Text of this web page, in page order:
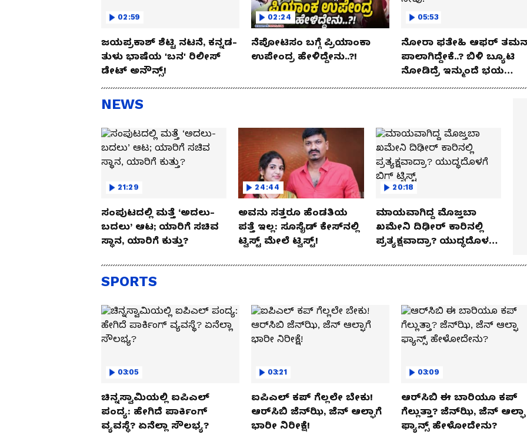
02:59
ಜಯಪ್ರಕಾಶ್ ಶೆಟ್ಟಿ ನಟನೆ, ಕನ್ನಡ-
ತುಳು ಭಾಷೆಯ 'ಬನ' ರಿಲೀಸ್
ಡೇಟ್ ಅನೌನ್ಸ್!
02:24
ನೆಪೋಟಿಸಂ ಬಗ್ಗೆ ಪ್ರಿಯಾಂಕಾ
ಉಪೇಂದ್ರ ಹೇಳಿದ್ದೇನು..?!
05:53
ನೋರಾ ಫತೇಹಿ ಆಫರ್​
ಪಾಲಾಗಿದ್ದೇಕೆ..? ಬಿಳಿ ಬ್ಯೂಟಿ
ನೋಡಿದ್ರೆ ಇನ್ಮುಂದೆ ಭಯ
ಪಡ್ತೀರಾ ನೀವು!
NEWS
21:29
ಸಂಪುಟದಲ್ಲಿ ಮತ್ತೆ ‘ಅದಲು-
ಬದಲು’ ಆಟ; ಯಾರಿಗೆ ಸಚಿವ
ಸ್ಥಾನ, ಯಾರಿಗೆ ಕುತ್ತು?
24:44
ಅವನು ಸತ್ತರೂ ಹೆಂಡತಿಯ
ಪತ್ತೆ ಇಲ್ಲ: ಸೂಸೈಡ್​​ ಕೇಸ್​​ನಲ್ಲಿ
ಟ್ವಿಸ್ಟ್​ ಮೇಲೆ ಟ್ವಿಸ್ಟ್!
20:18
ಮಾಯವಾಗಿದ್ದ ಮೊಜ್ತಬಾ
ಖಮೇನಿ ದಿಢೀರ್ ಕಾರಿನಲ್ಲಿ
ಪ್ರತ್ಯಕ್ಷವಾದ್ರಾ? ಯುದ್ಧದೊಳಗೆ
SPORTS
03:05
ಚಿನ್ನಸ್ವಾಮಿಯಲ್ಲಿ ಐಪಿಎಲ್‌
ಪಂದ್ಯ: ಹೇಗಿದೆ ಪಾರ್ಕಿಂಗ್
ವ್ಯವಸ್ಥೆ? ಏನೆಲ್ಲಾ ಸೌಲಭ್ಯ?
03:21
ಐಪಿಎಲ್ ಕಪ್‌ ಗೆಲ್ಲಲೇ ಬೇಕು!
ಆರ್‌ಸಿಬಿ ಜೆನ್‌ಝಿ, ಜೆನ್‌ ಆಲ್ಫಾಗೆ
ಭಾರೀ ನಿರೀಕ್ಷೆ!
03:09
ಆರ್‌ಸಿಬಿ ಈ ಬಾರಿಯೂ ಕಪ್‌
ಗೆಲ್ಲುತ್ತಾ? ಜೆನ್‌ಝಿ, ಜೆನ್‌ ಆಲ್ಫಾ
ಫ್ಯಾನ್ಸ್ ಹೇಳೋದೇನು?